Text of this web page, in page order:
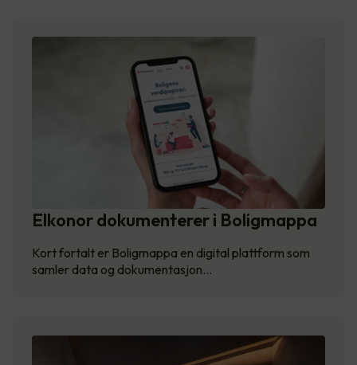
Elkonor dokumenterer i Boligmappa
Kort fortalt er Boligmappa en digital plattform som
samler data og dokumentasjon…